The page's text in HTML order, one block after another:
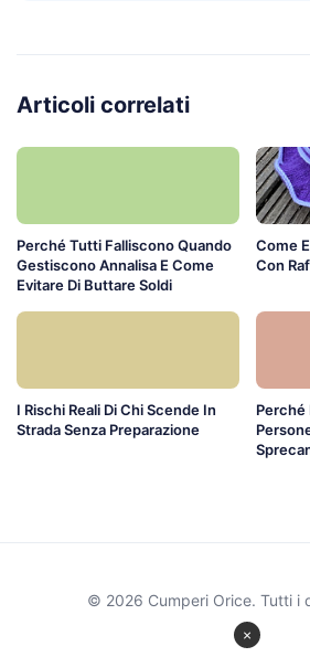
Articoli correlati
Perché Tutti Falliscono Quando
Gestiscono Annalisa E Come
Evitare Di Buttare Soldi
Come
Con
I Rischi Reali Di Chi Scende In
Strada Senza Preparazione
Perché
×
© 2026 Cumperi Orice. Tutti i